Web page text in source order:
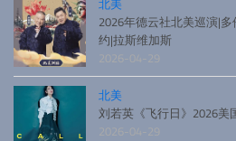
2026年德云社北美巡演|
约|拉斯维加斯
2026-04-29
北美
刘若英《飞行日》2026美
2026-04-29